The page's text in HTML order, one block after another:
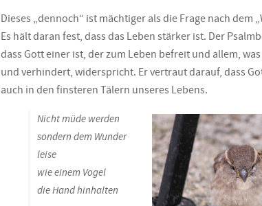
Dieses „dennoch“ ist mächtiger als die Frage nach dem
Es hält daran fest, dass das Leben stärker ist. Der
dass Gott einer ist, der zum Leben befreit und allem,
und verhindert, widerspricht. Er vertraut darauf, dass
auch in den finsteren Tälern unseres Lebens.
Nicht müde werden
sondern dem Wunder
leise
wie einem Vogel
die Hand hinhalten